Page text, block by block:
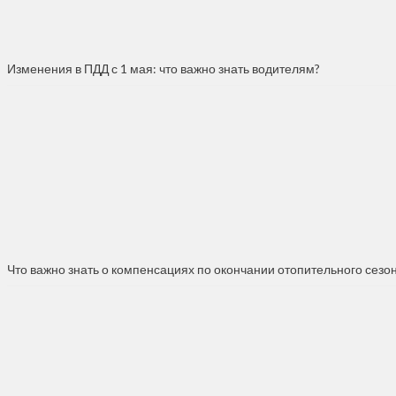
Изменения в ПДД с 1 мая: что важно знать водителям?
Что важно знать о компенсациях по окончании отопительного